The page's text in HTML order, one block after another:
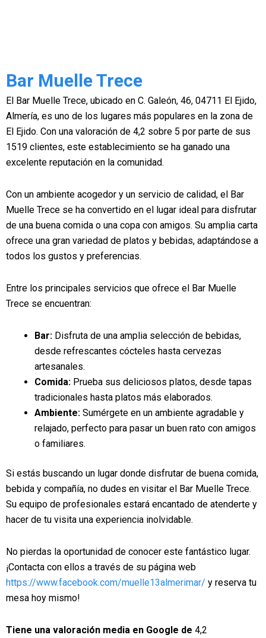
Bar Muelle Trece
El Bar Muelle Trece, ubicado en C. Galeón, 46, 04711 El Ejido,
Almería, es uno de los lugares más populares en la zona de
El Ejido. Con una valoración de 4,2 sobre 5 por parte de sus
1519 clientes, este establecimiento se ha ganado una
excelente reputación en la comunidad.
Con un ambiente acogedor y un servicio de calidad, el Bar
Muelle Trece se ha convertido en el lugar ideal para disfrutar
de una buena comida o una copa con amigos. Su amplia carta
ofrece una gran variedad de platos y bebidas, adaptándose a
todos los gustos y preferencias.
Entre los principales servicios que ofrece el Bar Muelle
Trece se encuentran:
Bar: Disfruta de una amplia selección de bebidas,
desde refrescantes cócteles hasta cervezas
artesanales.
Comida: Prueba sus deliciosos platos, desde tapas
tradicionales hasta platos más elaborados.
Ambiente: Sumérgete en un ambiente agradable y
relajado, perfecto para pasar un buen rato con amigos
o familiares.
Si estás buscando un lugar donde disfrutar de buena comida,
bebida y compañía, no dudes en visitar el Bar Muelle Trece.
Su equipo de profesionales estará encantado de atenderte y
hacer de tu visita una experiencia inolvidable.
No pierdas la oportunidad de conocer este fantástico lugar.
¡Contacta con ellos a través de su página web
https://www.facebook.com/muelle13almerimar/ y reserva tu
mesa hoy mismo!
Tiene una valoración media en Google de 4,2